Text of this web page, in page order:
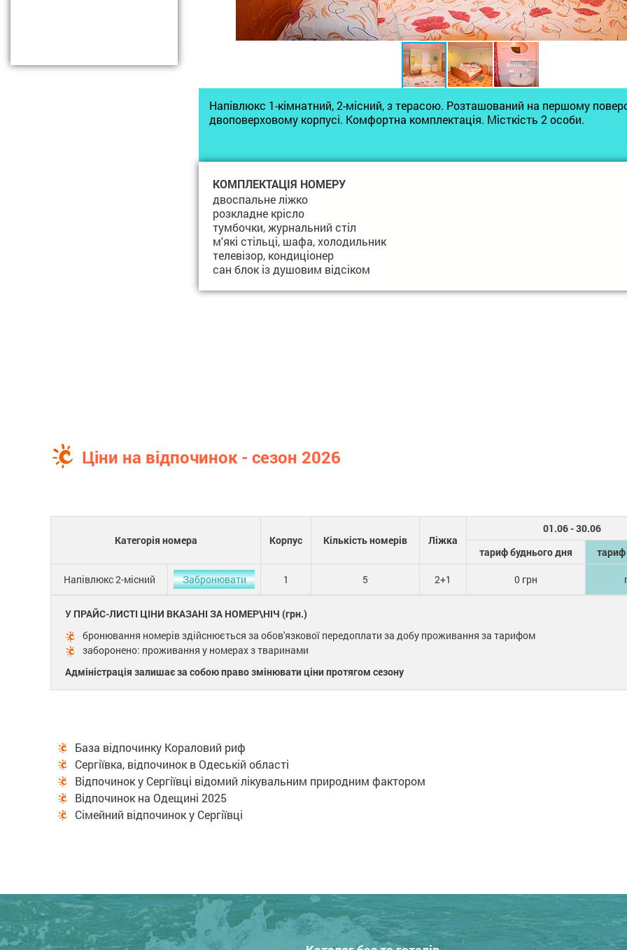
Напівлюкс 1-кімнатний, 2-місний, з терасою. Розташований на першому
двоповерховому корпусі. Комфортна комплектація. Місткість 2 особи.
КОМПЛЕКТАЦІЯ НОМЕРУ
двоспальне ліжко
розкладне крісло
тумбочки, журнальний стіл
м'які стільці, шафа, холодильник
телевізор, кондиціонер
сан блок із душовим відсіком
Ціни на відпочинок - сезон 2026
Категорія номера Корпус Кількість номерів Ліжка
01.06 - 30.06
тариф буднього дня
Напівлюкс 2-місний Забронювати 1 5 2+1 0 грн
У ПРАЙС-ЛИСТІ ЦІНИ ВКАЗАНІ ЗА НОМЕР\НІЧ (грн.)
бронювання номерів здійснюється за обов'язкової передоплати за добу проживання за тарифом
заборонено: проживання у номерах з тваринами
Адміністрація залишає за собою право змінювати ціни протягом сезону
База відпочинку Кораловий риф
Сергіївка, відпочинок в Одеській області
Відпочинок у Сергіївці відомий лікувальним природним фактором
Відпочинок на Одещині 2025
Сімейний відпочинок у Сергіївці